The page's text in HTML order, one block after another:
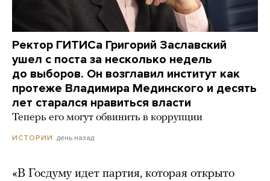
Ректор ГИТИСа Григорий Заславский
ушел с поста за несколько недель
до выборов. Он возглавил институт как
протеже Владимира Мединского и десять
лет старался нравиться власти
Теперь его могут обвинить в коррупции
ИСТОРИИ день назад
«В Госдуму идет партия, которая открыто